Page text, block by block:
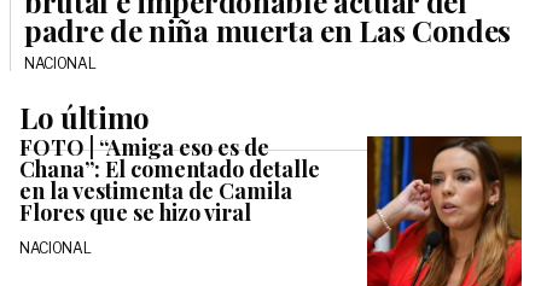
padre de niña muerta en Las Condes
NACIONAL
Lo último
FOTO | “Amiga eso es de
Chana”: El comentado detalle
en la vestimenta de Camila
Flores que se hizo viral
NACIONAL